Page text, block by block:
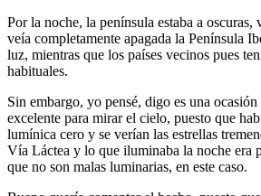
Por la noche, la península estaba a oscuras,
veía completamente apagada la Península
luz, mientras que los países vecinos pues
habituales.
Sin embargo, yo pensé, digo es una
excelente para mirar el cielo, puesto que
lumínica cero y se verían las estrellas
Vía Láctea y lo que iluminaba la noche era
que no son malas luminarias, en este caso.